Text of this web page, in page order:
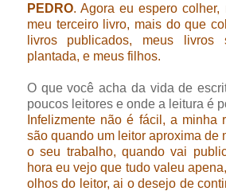
PEDRO. Agora eu espero
meu terceiro livro, mais do que
livros publicados, meus livros
plantada, e meus filhos.
O que você acha da vida de
poucos leitores e onde a leitura é
Infelizmente não é fácil, a minha
são quando um leitor aproxima de
o seu trabalho, quando vai
hora eu vejo que tudo valeu
olhos do leitor, ai o desejo de